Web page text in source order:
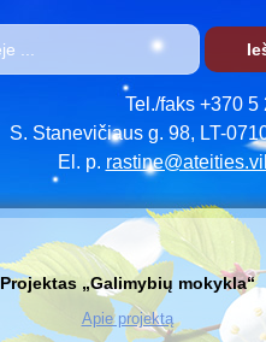
Tel./faks +370 5
S. Stanevičiaus g. 98, LT-
El. p.
Projektas „Galimybių mokykla“
Apie projektą